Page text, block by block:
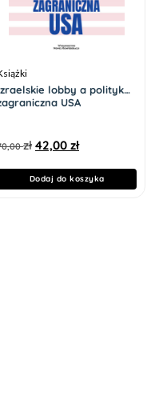
lobby a polityka
USA
zł 42,00 zł
Dodaj do koszyka